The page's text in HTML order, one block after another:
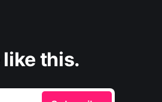
like this.